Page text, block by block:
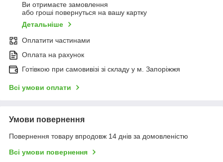
Ви отримаєте замовлення
або гроші повернуться на вашу картку
Детальніше
Оплатити частинами
Оплата на рахунок
Готівкою при самовивізі зі складу у м. Запоріжжя
Всі умови оплати
Умови повернення
Повернення товару впродовж 14 днів за домовленістю
Всі умови повернення